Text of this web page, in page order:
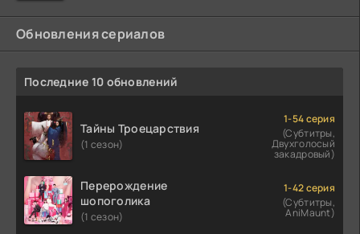
Обновления сериалов
Последние 10 обновлений
Тайны Троецарствия
(1 сезон)
1-54 серия
(Субтитры,
Двухголосый
закадровый)
Перерождение
шопоголика
(1 сезон)
1-42 серия
(Субтитры,
AniMaunt)